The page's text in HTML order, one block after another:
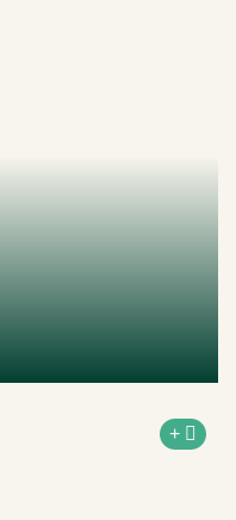
+